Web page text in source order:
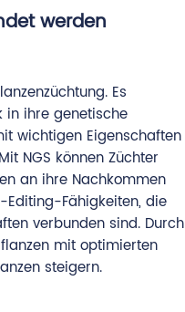
werden
Es
in ihre genetische
wichtigen Eigenschaften
NGS können Züchter
an ihre Nachkommen
Fähigkeiten, die
verbunden sind. Durch
mit optimierten
steigern.